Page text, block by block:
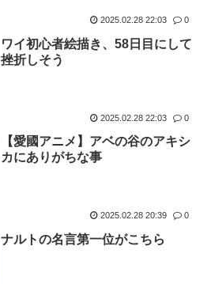
2025.02.28 22:03 0
ワイ初心者絵描き、58日目にして
挫折しそう
2025.02.28 22:03 0
【愛國アニメ】アベの谷のアキシ
カにありがちな事
2025.02.28 20:39 0
ナルトの名言第一位がこちら